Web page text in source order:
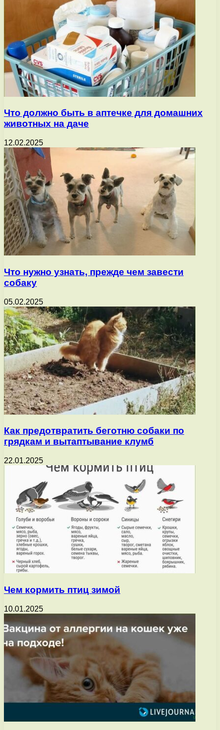
Что должно быть в аптечке для домашних
животных на даче
12.02.2025
Что нужно узнать, прежде чем завести
собаку
05.02.2025
Как предотвратить беготню собаки по
грядкам и вытаптывание клумб
22.01.2025
Чем кормить птиц зимой
10.01.2025